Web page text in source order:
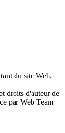
du site Web.
droits d'auteur de
par Web Team